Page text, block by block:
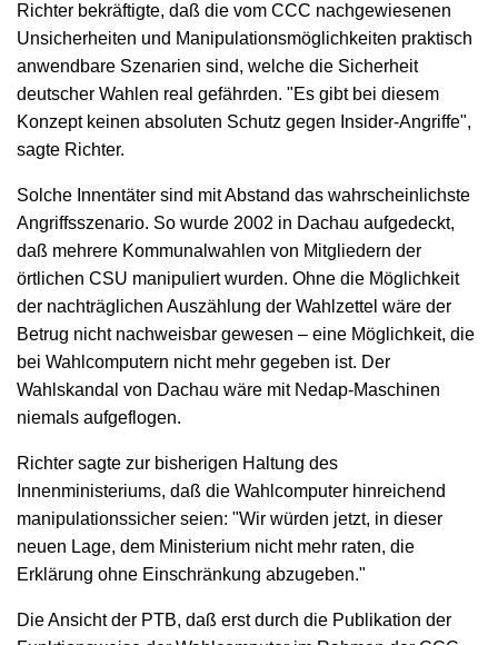
Richter bekräftigte, daß die vom CCC nachgewiesenen
Unsicherheiten und Manipulationsmöglichkeiten praktisch
anwendbare Szenarien sind, welche die Sicherheit
deutscher Wahlen real gefährden. "Es gibt bei diesem
Konzept keinen absoluten Schutz gegen Insider-Angriffe",
sagte Richter.
Solche Innentäter sind mit Abstand das wahrscheinlichste
Angriffsszenario. So wurde 2002 in Dachau aufgedeckt,
daß mehrere Kommunalwahlen von Mitgliedern der
örtlichen CSU manipuliert wurden. Ohne die Möglichkeit
der nachträglichen Auszählung der Wahlzettel wäre der
Betrug nicht nachweisbar gewesen – eine Möglichkeit, die
bei Wahlcomputern nicht mehr gegeben ist. Der
Wahlskandal von Dachau wäre mit Nedap-Maschinen
niemals aufgeflogen.
Richter sagte zur bisherigen Haltung des
Innenministeriums, daß die Wahlcomputer hinreichend
manipulationssicher seien: "Wir würden jetzt, in dieser
neuen Lage, dem Ministerium nicht mehr raten, die
Erklärung ohne Einschränkung abzugeben."
Die Ansicht der PTB, daß erst durch die Publikation der